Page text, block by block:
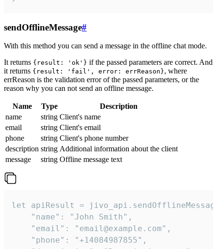
sendOfflineMessage#
With this method you can send a message in the offline chat mode.
It returns {result: 'ok'} if the passed parameters are correct. And
it returns {result: 'fail', error: errReason}, where
errReason is the validation error of the passed parameters, or the
reason why you can not send an offline message.
Name Type
Description
name
string Client's name
email
string Client's email
phone
string Client's phone number
description string Additional information about the client
message
string Offline message text
let apiResult =
    "name": "John Smith",
    "email": "email@example.com",
    "phone": "+14084987855",